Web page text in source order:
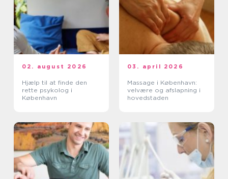
02. august 2026
Hjælp til at finde den
rette psykolog i
København
03. april 2026
Massage i København:
velvære og afslapning i
hovedstaden